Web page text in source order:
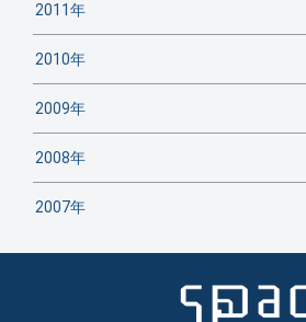
2011年
2010年
2009年
2008年
2007年